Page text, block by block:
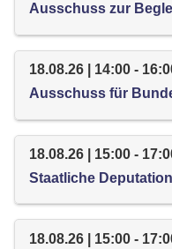
18.08.26 | 14:00 -
18.08.26 | 15:00 -
18.08.26 | 15:00 -